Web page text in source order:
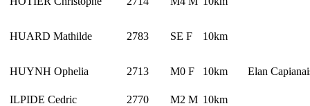
HUARD Mathilde 2783 SE F 10km
HUYNH Ophelia 2713 M0 F 10km Elan
ILPIDE Cedric 2770 M2 M 10km